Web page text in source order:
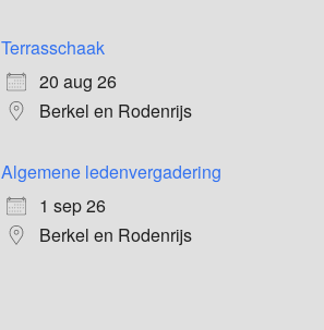
Terrasschaak
20 aug 26
Berkel en Rodenrijs
Algemene ledenvergadering
1 sep 26
Berkel en Rodenrijs